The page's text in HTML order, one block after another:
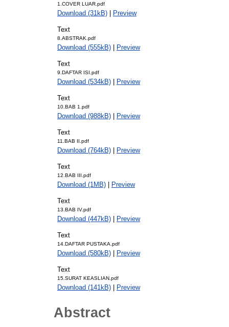
1.COVER LUAR.pdf
Download (31kB) | Preview
Text
8.ABSTRAK.pdf
Download (555kB) | Preview
Text
9.DAFTAR ISI.pdf
Download (534kB) | Preview
Text
10.BAB 1.pdf
Download (988kB) | Preview
Text
11.BAB II.pdf
Download (764kB) | Preview
Text
12.BAB III.pdf
Download (1MB) | Preview
Text
13.BAB IV.pdf
Download (447kB) | Preview
Text
14.DAFTAR PUSTAKA.pdf
Download (580kB) | Preview
Text
15.SURAT KEASLIAN.pdf
Download (141kB) | Preview
Abstract